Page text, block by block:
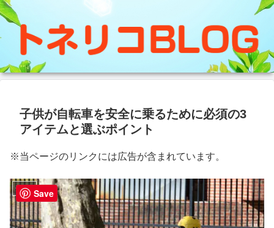
子供が自転車を安全に乗るために必須の3
アイテムと選ぶポイント
※当ページのリンクには広告が含まれています。
子育て Save